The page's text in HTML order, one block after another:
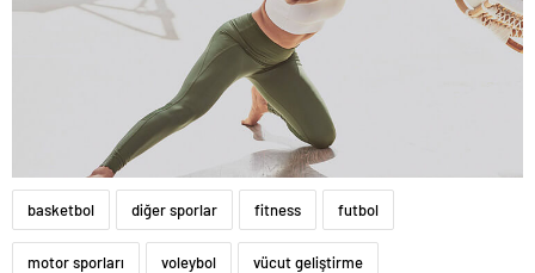
basketbol diğer sporlar fitness futbol
motor sporları voleybol vücut geliştirme